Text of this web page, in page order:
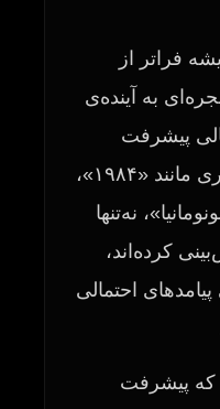
فراتر از
به آینده‌ی
پیشرفت
تکنولوژیک باز می‌کنند. آثاری مانند «۱۹۸۴»،
نه‌تنها
کرده‌اند،
احتمالی
که پیشرفت